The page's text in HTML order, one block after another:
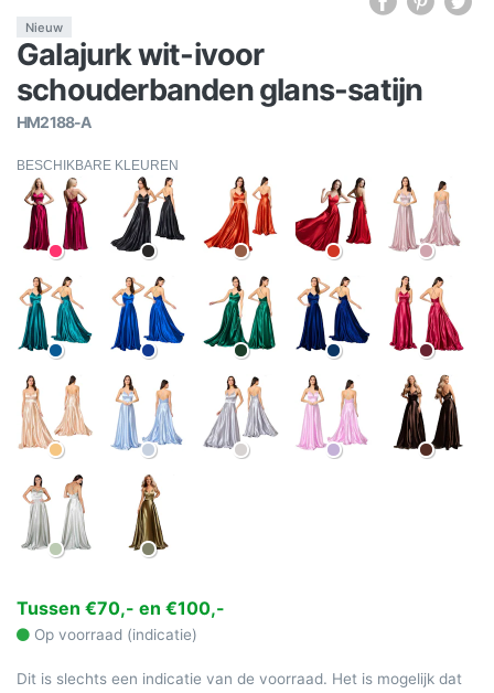
Nieuw
Galajurk wit-ivoor
schouderbanden glans-satijn
HM2188-A
BESCHIKBARE KLEUREN
Tussen €70,- en €100,-
Op voorraad (indicatie)
Dit is slechts een indicatie van de voorraad. Het is mogelijk dat